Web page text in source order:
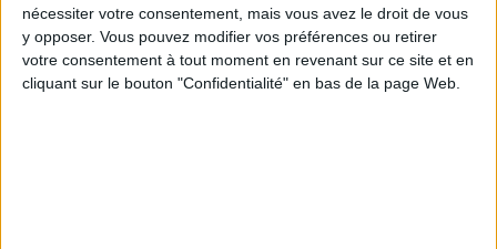
nécessiter votre consentement, mais vous avez le droit de vous
y opposer. Vous pouvez modifier vos préférences ou retirer
votre consentement à tout moment en revenant sur ce site et en
cliquant sur le bouton "Confidentialité" en bas de la page Web.
Peut-on remplacer la viande par des féculents ?
Consultation diététique du 05/08/2026